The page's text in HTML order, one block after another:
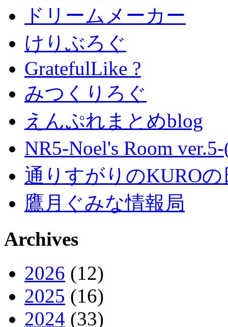
ドリームメーカー
けりぶろぐ
GratefulLike ?
みつくりろぐ
えんぷれまとめblog
NR5-Noel's Room
通りすがりのKURO
鷹月ぐみな情報局
Archives
2026 (12)
2025 (16)
2024 (33)